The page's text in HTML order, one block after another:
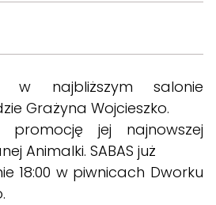
w najbliższym salonie
Grażyna Wojcieszko.
promocję jej najnowszej
Animalki. SABAS już
18:00 w piwnicach Dworku